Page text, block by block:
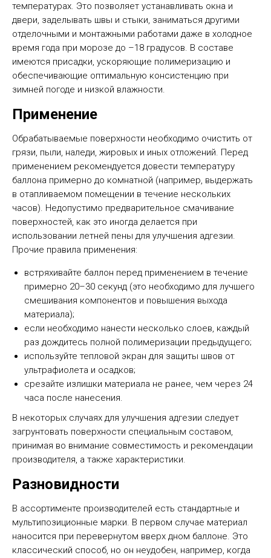
температурах. Это позволяет устанавливать окна и
двери, заделывать швы и стыки, заниматься другими
отделочными и монтажными работами даже в холодное
время года при морозе до –18 градусов. В составе
имеются присадки, ускоряющие полимеризацию и
обеспечивающие оптимальную консистенцию при
зимней погоде и низкой влажности.
Применение
Обрабатываемые поверхности необходимо очистить от
грязи, пыли, наледи, жировых и иных отложений. Перед
применением рекомендуется довести температуру
баллона примерно до комнатной (например, выдержать
в отапливаемом помещении в течение нескольких
часов). Недопустимо предварительное смачивание
поверхностей, как это иногда делается при
использовании летней пены для улучшения адгезии.
Прочие правила применения:
встряхивайте баллон перед применением в течение
примерно 20–30 секунд (это необходимо для лучшего
смешивания компонентов и повышения выхода
материала);
если необходимо нанести несколько слоев, каждый
раз дождитесь полной полимеризации предыдущего;
используйте тепловой экран для защиты швов от
ультрафиолета и осадков;
срезайте излишки материала не ранее, чем через 24
часа после нанесения.
В некоторых случаях для улучшения адгезии следует
загрунтовать поверхности специальным составом,
принимая во внимание совместимость и рекомендации
производителя, а также характеристики.
Разновидности
В ассортименте производителей есть стандартные и
мультипозиционные марки. В первом случае материал
наносится при перевернутом вверх дном баллоне. Это
классический способ, но он неудобен, например, когда